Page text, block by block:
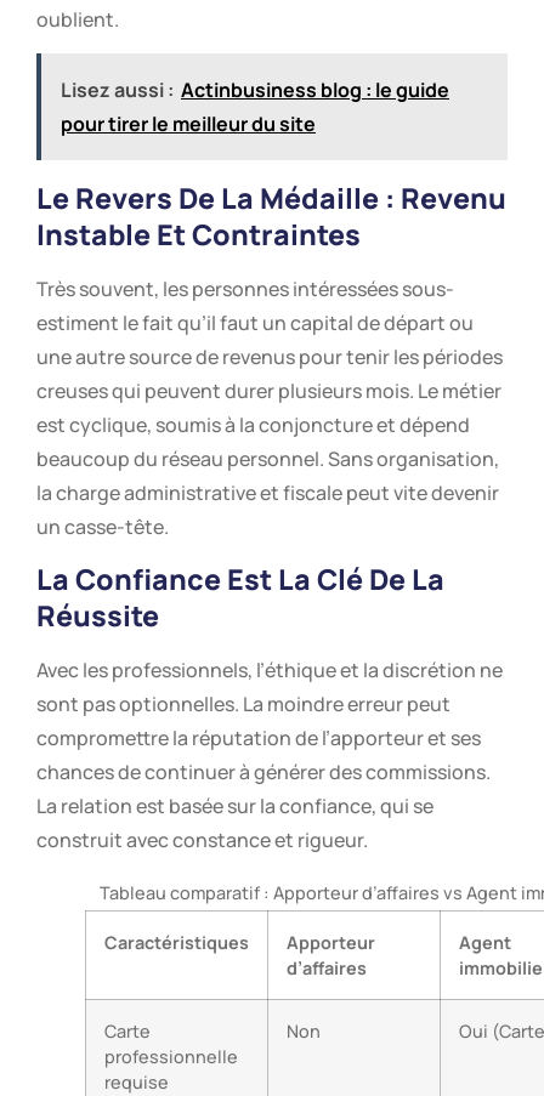
oublient.
Lisez aussi : Actinbusiness blog : le guide
pour tirer le meilleur du site
Le Revers De La Médaille : Revenu
Instable Et Contraintes
Très souvent, les personnes intéressées sous-
estiment le fait qu’il faut un capital de départ ou
une autre source de revenus pour tenir les périodes
creuses qui peuvent durer plusieurs mois. Le métier
est cyclique, soumis à la conjoncture et dépend
beaucoup du réseau personnel. Sans organisation,
la charge administrative et fiscale peut vite devenir
un casse-tête.
La Confiance Est La Clé De La
Réussite
Avec les professionnels, l’éthique et la discrétion ne
sont pas optionnelles. La moindre erreur peut
compromettre la réputation de l’apporteur et ses
chances de continuer à générer des commissions.
La relation est basée sur la confiance, qui se
construit avec constance et rigueur.
Tableau comparatif : Apporteur d’affaires vs Agent
Caractéristiques
Apporteur
d’affaires
Agent
Carte
professionnelle
requise
Non Oui